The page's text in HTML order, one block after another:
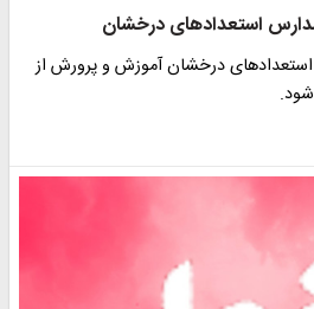
استعدادهای درخشان
درخشان آموزش و پرورش از